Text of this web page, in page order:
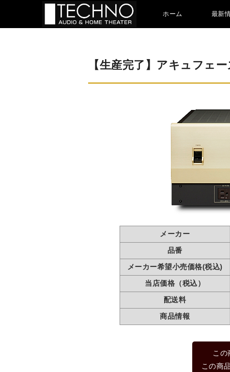
ホーム 最新
【生産完了】アキュフェ
メーカー
品番
メーカー希望小売価格(税込)
当店価格（税込）
配送料
商品情報
この
この商